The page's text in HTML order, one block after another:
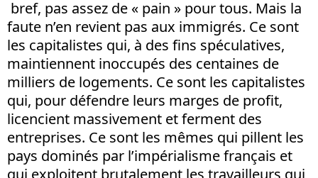
bref, pas assez de « pain » pour tous. Mais la
faute n’en revient pas aux immigrés. Ce sont
les capitalistes qui, à des fins spéculatives,
maintiennent inoccupés des centaines de
milliers de logements. Ce sont les capitalistes
qui, pour défendre leurs marges de profit,
licencient massivement et ferment des
entreprises. Ce sont les mêmes qui pillent les
pays dominés par l’impérialisme français et
qui exploitent brutalement les travailleurs qui